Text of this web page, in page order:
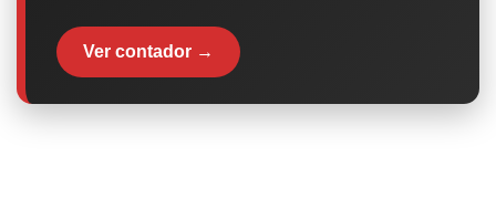
Ver contador →